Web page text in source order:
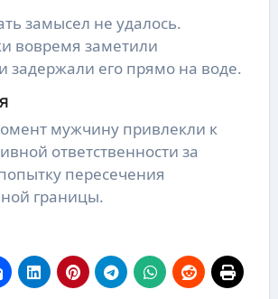
замысел не удалось.
вовремя заметили
задержали его прямо на воде.
мужчину привлекли к
ответственности за
пересечения
границы.